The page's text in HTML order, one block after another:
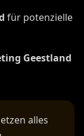
für potenzielle
Geestland
alles